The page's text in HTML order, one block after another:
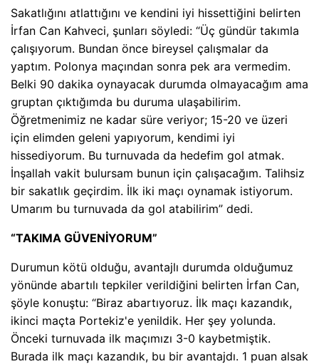
Sakatlığını atlattığını ve kendini iyi hissettiğini belirten
İrfan Can Kahveci, şunları söyledi: “Üç gündür takımla
çalışıyorum. Bundan önce bireysel çalışmalar da
yaptım. Polonya maçından sonra pek ara vermedim.
Belki 90 dakika oynayacak durumda olmayacağım ama
gruptan çıktığımda bu duruma ulaşabilirim.
Öğretmenimiz ne kadar süre veriyor; 15-20 ve üzeri
için elimden geleni yapıyorum, kendimi iyi
hissediyorum. Bu turnuvada da hedefim gol atmak.
İnşallah vakit bulursam bunun için çalışacağım. Talihsiz
bir sakatlık geçirdim. İlk iki maçı oynamak istiyorum.
Umarım bu turnuvada da gol atabilirim” dedi.
“TAKIMA GÜVENİYORUM”
Durumun kötü olduğu, avantajlı durumda olduğumuz
yönünde abartılı tepkiler verildiğini belirten İrfan Can,
şöyle konuştu: “Biraz abartıyoruz. İlk maçı kazandık,
ikinci maçta Portekiz'e yenildik. Her şey yolunda.
Önceki turnuvada ilk maçımızı 3-0 kaybetmiştik.
Burada ilk maçı kazandık, bu bir avantajdı. 1 puan alsak